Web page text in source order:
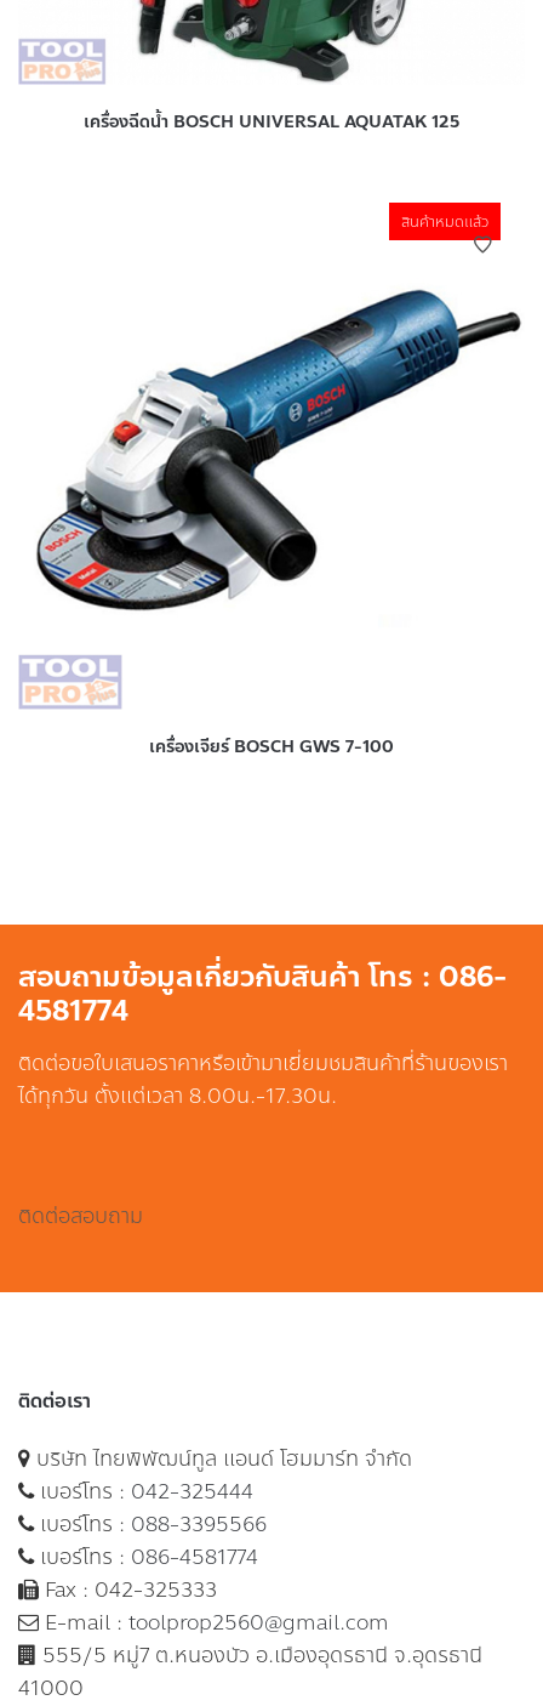
เครื่องฉีดน้ำ BOSCH UNIVERSAL AQUATAK 125
สินค้าหมดแล้ว
เครื่องเจียร์ BOSCH GWS 7-100
สอบถามข้อมูลเกี่ยวกับสินค้า โทร : 086-
4581774
ติดต่อขอใบเสนอราคาหรือเข้ามาเยี่ยมชมสินค้าที่ร้านของเรา
ได้ทุกวัน ตั้งแต่เวลา 8.00น.-17.30น.
ติดต่อสอบถาม
ติดต่อเรา
บริษัท ไทยพิพัฒน์ทูล แอนด์ โฮมมาร์ท จำกัด
เบอร์โทร : 042-325444
เบอร์โทร : 088-3395566
เบอร์โทร : 086-4581774
Fax : 042-325333
E-mail : toolprop2560@gmail.com
555/5 หมู่7 ต.หนองบัว อ.เมืองอุดรธานี จ.อุดรธานี
41000